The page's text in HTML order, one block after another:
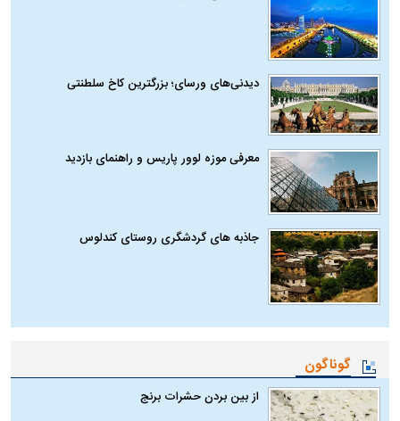
دیدنی‌های ورسای؛ بزرگترین کاخ سلطنتی
معرفی موزه لوور پاریس و راهنمای بازدید
جاذبه های گردشگری روستای کندلوس
گوناگون
از بین بردن حشرات برنج